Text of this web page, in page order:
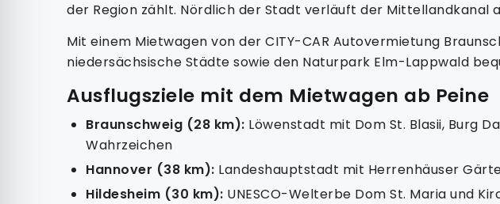
der Region zählt. Nördlich der Stadt verläuft der Mittellandkanal
Mit einem Mietwagen von der CITY-CAR Autovermietung
niedersächsische Städte sowie den Naturpark Elm-Lappwald
Ausflugsziele mit dem Mietwagen ab Peine
Braunschweig (28 km): Löwenstadt mit Dom St. Blasii, Burg
Wahrzeichen
Hannover (38 km): Landeshauptstadt mit Herrenhäuser
Hildesheim (30 km): UNESCO-Welterbe Dom St. Maria und